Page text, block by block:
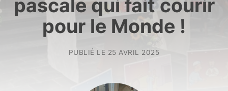
pascale qui fait courir
pour le Monde !
PUBLIÉ LE 25 AVRIL 2025